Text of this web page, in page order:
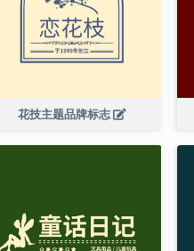
花技主题品牌标志